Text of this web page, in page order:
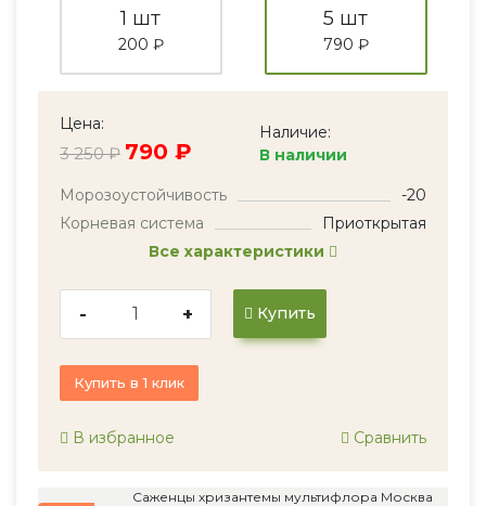
1 шт
200 ₽
5 шт
790 ₽
Цена:
3 250 ₽ 790 ₽
Наличие:
В наличии
Морозоустойчивость
-20
Корневая система
Приоткрытая
Все характеристики
- + Купить
Купить в 1 клик
В избранное Сравнить
Саженцы хризантемы мультифлора Москва